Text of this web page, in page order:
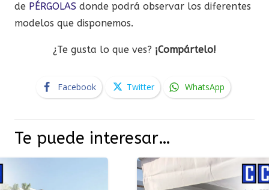
de PÉRGOLAS donde podrá observar los diferentes
modelos que disponemos.
¿Te gusta lo que ves? ¡Compártelo!
Facebook Twitter WhatsApp
Te puede interesar…